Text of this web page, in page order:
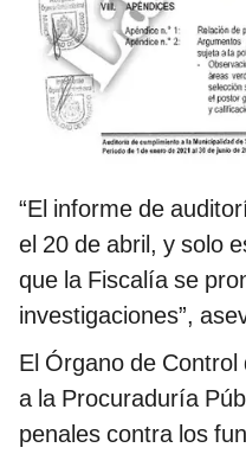
“El informe de
el 20 de abril, y solo
que la Fiscalía se
investigaciones”,
El Órgano de
a la Procuraduría
penales contra los